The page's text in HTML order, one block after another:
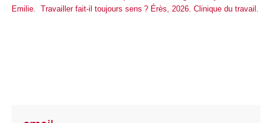
Emilie. Travailler fait-il toujours sens ? Érès, 2026. Clinique du travail.